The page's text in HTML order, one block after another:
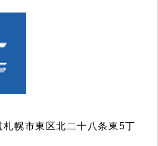
幌市東区北二十八条東5丁